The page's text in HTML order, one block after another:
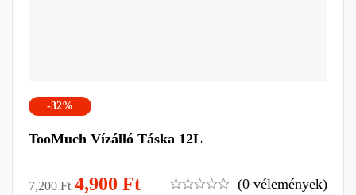
-32%
TooMuch Vízálló Táska 12L
7,200Ft 4,900 Ft (0 vélemények)